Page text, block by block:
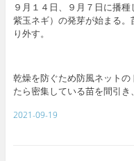
９月１４日、９月７日に播
紫玉ネギ）の発芽が始まる
り外す。
乾燥を防ぐため防風ネット
たら密集している苗を間引き
2021-09-19